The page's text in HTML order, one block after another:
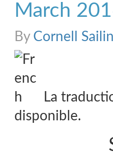
March
By Cornell
La
disponible.